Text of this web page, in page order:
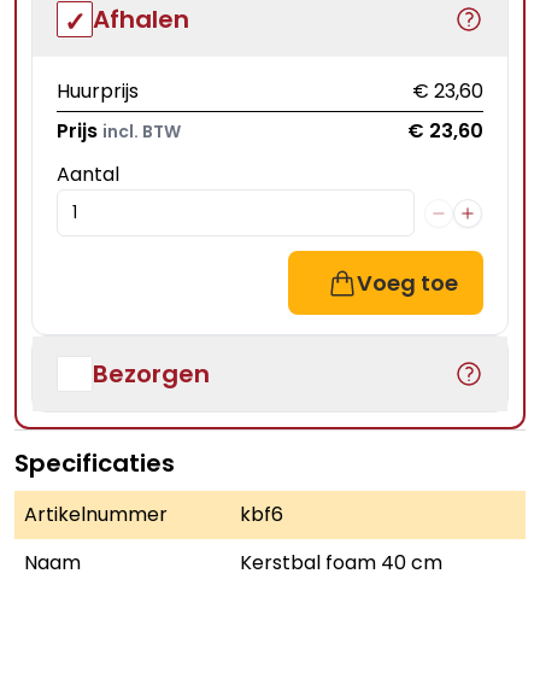
Afhalen
Huurprijs
€ 23,60
Prijs incl. BTW
€ 23,60
Aantal
Voeg toe
Bezorgen
Specificaties
Artikelnummer
kbf6
Naam
Kerstbal foam 40 cm